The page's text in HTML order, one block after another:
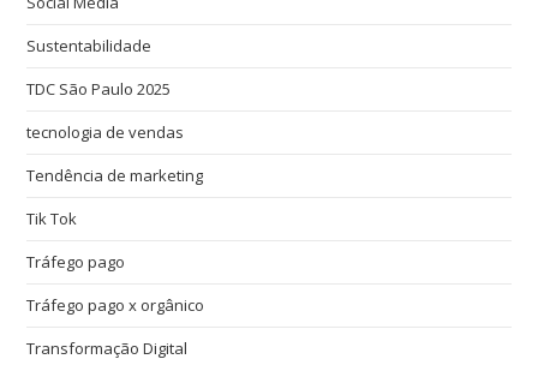
Sustentabilidade
TDC São Paulo 2025
tecnologia de vendas
Tendência de marketing
Tik Tok
Tráfego pago
Tráfego pago x orgânico
Transformação Digital